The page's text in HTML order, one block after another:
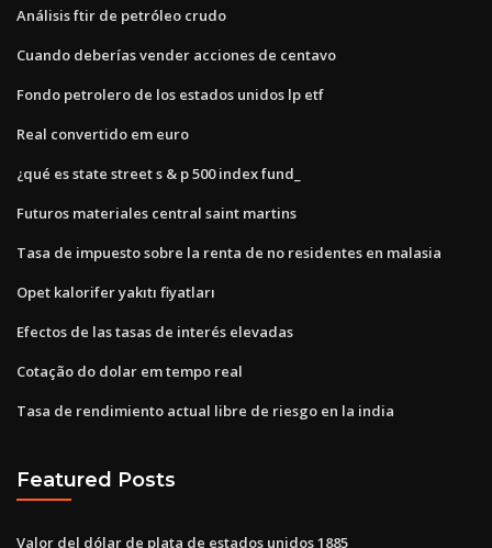
Análisis ftir de petróleo crudo
Cuando deberías vender acciones de centavo
Fondo petrolero de los estados unidos lp etf
Real convertido em euro
¿qué es state street s & p 500 index fund_
Futuros materiales central saint martins
Tasa de impuesto sobre la renta de no residentes en malasia
Opet kalorifer yakıtı fiyatları
Efectos de las tasas de interés elevadas
Cotação do dolar em tempo real
Tasa de rendimiento actual libre de riesgo en la india
Featured Posts
Valor del dólar de plata de estados unidos 1885